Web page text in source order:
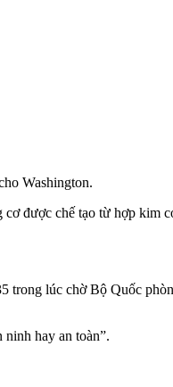
Washington.
được chế tạo từ hợp kim
trong lúc chờ Bộ Quốc
hay an toàn”.